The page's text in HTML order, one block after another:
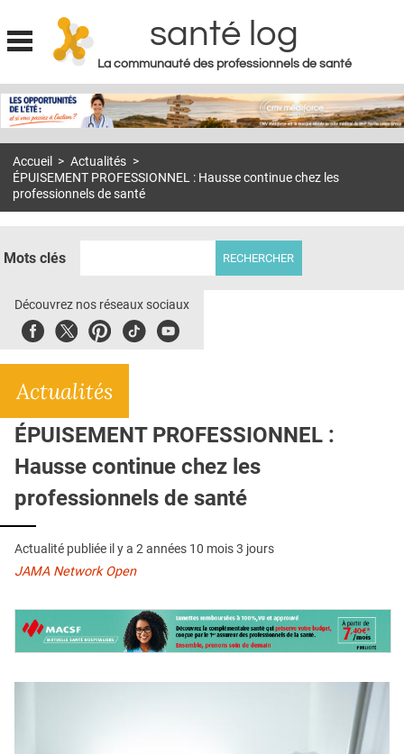
Jump to navigation
santé log
La communauté des professionnels de santé
MON COMPTE
S'ABONNER À LA REVUE SOIN À DOMICILE
E-REVUE SAD
THÉMA
CRÉDITS
Accueil > Actualités >
ÉPUISEMENT PROFESSIONNEL : Hausse continue chez les
professionnels de santé
Mots clés
Découvrez nos réseaux sociaux
FacebookTwitterPinterest
TiktokYoubute
Actualités
ÉPUISEMENT PROFESSIONNEL :
Hausse continue chez les
professionnels de santé
Actualité publiée il y a 2 années 10 mois 3 jours
JAMA Network Open